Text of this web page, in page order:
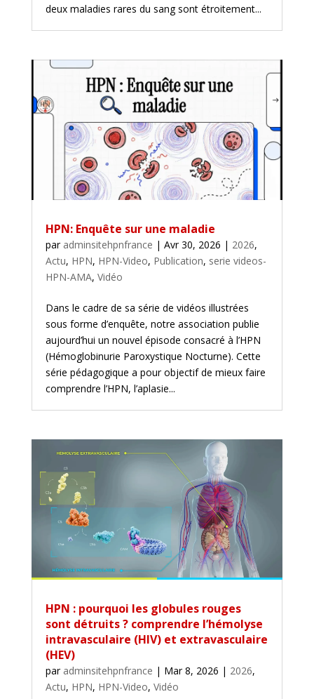
deux maladies rares du sang sont étroitement...
HPN: Enquête sur une maladie
par adminsitehpnfrance | Avr 30, 2026 | 2026,
Actu, HPN, HPN-Video, Publication, serie videos-
HPN-AMA, Vidéo
Dans le cadre de sa série de vidéos illustrées
sous forme d’enquête, notre association publie
aujourd’hui un nouvel épisode consacré à l’HPN
(Hémoglobinurie Paroxystique Nocturne). Cette
série pédagogique a pour objectif de mieux faire
comprendre l’HPN, l’aplasie...
HPN : pourquoi les globules rouges
sont détruits ? comprendre l’hémolyse
intravasculaire (HIV) et extravasculaire
(HEV)
par adminsitehpnfrance | Mar 8, 2026 | 2026,
Actu, HPN, HPN-Video, Vidéo